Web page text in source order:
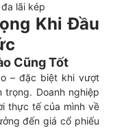
lãi kép
Khi Đầu
Cũng Tốt
– đặc biệt khi vượt
trọng. Doanh nghiệp
thực tế của mình về
đến giá cổ phiếu